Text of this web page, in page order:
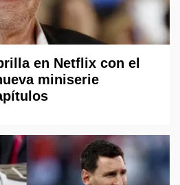
en Netflix con el
miniserie